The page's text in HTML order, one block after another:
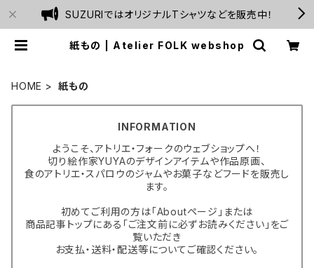
SUZURIではオリジナルTシャツなどを販売中！
紙もの | Atelier FOLK webshop
HOME 紙もの
INFORMATION
ようこそ、アトリエ・フォークのウェブショップへ！
切り絵作家YUYAのデザインアイテムや作品原画、
食のアトリエ・スパロウのジャムやお菓子などフードを販売し
ます。
初めてご利用の方は「Aboutページ」または
商品記事トップにある「ご注文前に必ずお読みください」をご
覧いただき
お支払・送料・配送等についてご確認ください。